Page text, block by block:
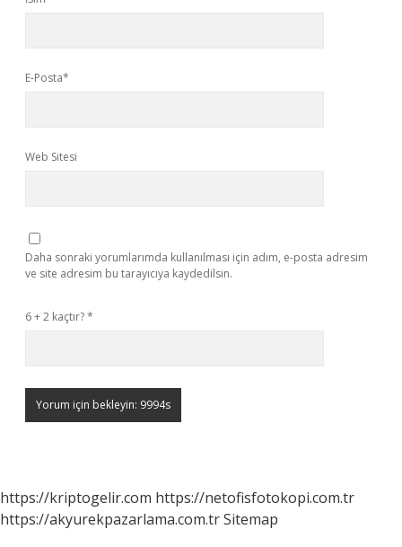
E-Posta*
Web Sitesi
Daha sonraki yorumlarımda kullanılması için adım, e-posta adresim
ve site adresim bu tarayıcıya kaydedilsin.
6 + 2 kaçtır?*
https://kriptogelir.com https://netofisfotokopi.com.tr
https://akyurekpazarlama.com.trSitemap